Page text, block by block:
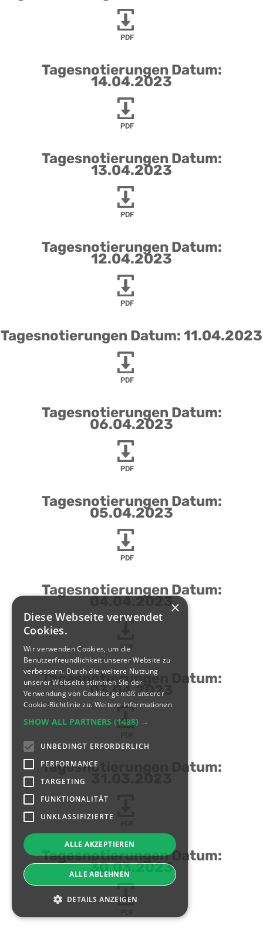
PDF
Tagesnotierungen Datum:
14.04.2023
PDF
Tagesnotierungen Datum:
13.04.2023
PDF
Tagesnotierungen Datum:
12.04.2023
PDF
Tagesnotierungen Datum: 11.04.2023
PDF
Tagesnotierungen Datum:
06.04.2023
PDF
Tagesnotierungen Datum:
05.04.2023
PDF
Tagesnotierungen Datum:
04.04.2023
PDF
Tagesnotierungen Datum:
03.04.2023
Tagesnotierungen Datum:
Tagesnotierungen Datum:
30.03.2023
×
Diese Webseite verwendet
Cookies.
Wir verwenden Cookies, um die
Benutzerfreundlichkeit unserer Website zu
verbessern. Durch die weitere Nutzung
unserer Webseite stimmen Sie der
Verwendung von Cookies gemäß unserer
Cookie-Richtlinie zu. Weitere Informationen
SHOW ALL PARTNERS (1488) →
UNBEDINGT ERFORDERLICH
PERFORMANCE
TARGETING
FUNKTIONALITÄT
UNKLASSIFIZIERTE
ALLE AKZEPTIEREN
ALLE ABLEHNEN
DETAILS ANZEIGEN